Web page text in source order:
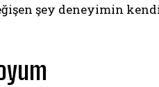
şey deneyimin